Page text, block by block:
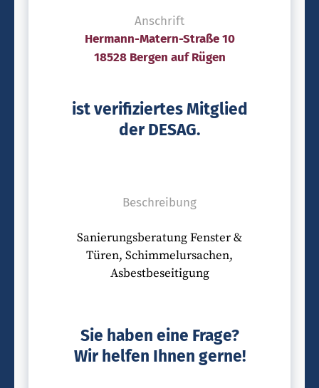
Anschrift
Hermann-Matern-Straße 10
18528 Bergen auf Rügen
ist verifiziertes Mitglied
der DESAG.
Beschreibung
Sanierungsberatung Fenster &
Türen, Schimmelursachen,
Asbestbeseitigung
Sie haben eine Frage?
Wir helfen Ihnen gerne!